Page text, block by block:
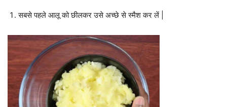
सबसे पहले आलू को छीलकर उसे अच्छे से स्मैश कर लें |